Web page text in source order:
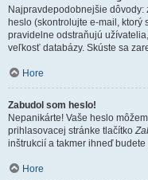
Najpravdepodobnejšie
heslo (skontrolujte e-mail, ktorý
pravidelne odstraňujú
veľkosť databázy. Skúste sa
Hore
Zabudol som heslo!
Nepanikárte! Vaše heslo
prihlasovacej stránke tlačítko
inštrukcií a takmer ihneď
Hore